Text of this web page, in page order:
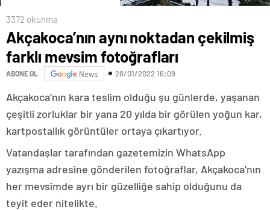
3372 okunma
Akçakoca’nın aynı noktadan çekilmiş
farklı mevsim fotoğrafları
ABONE OL News 28/01/2022 16:09
Akçakoca’nın kara teslim olduğu şu günlerde, yaşanan
çeşitli zorluklar bir yana 20 yılda bir görülen yoğun kar,
kartpostallık görüntüler ortaya çıkartıyor.
Vatandaşlar tarafından gazetemizin WhatsApp
yazışma adresine gönderilen fotoğraflar, Akçakoca’nın
her mevsimde ayrı bir güzelliğe sahip olduğunu da
teyit eder nitelikte.